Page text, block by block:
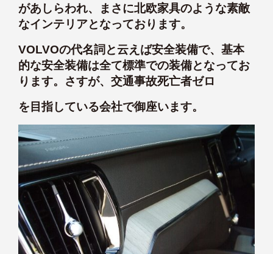
があしらわれ、まさに北欧家具のような素敵
なインテリアとなっております。
VOLVOの代名詞と云えば安全装備で、基本
的な安全装備は全て標準での装備となってお
ります。さすが、交通事故死亡者ゼロ
を目指している会社で御座います。